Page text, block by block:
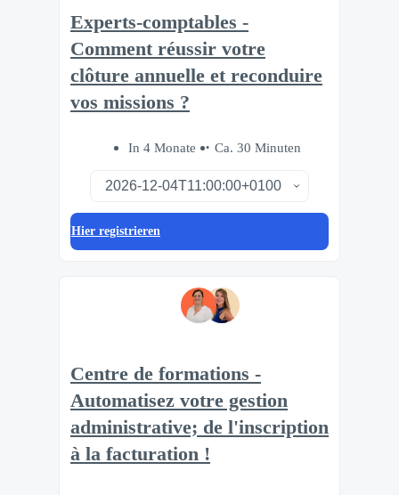
Experts-comptables -
Comment réussir votre
clôture annuelle et reconduire
vos missions ?
In 4 Monate Ca. 30 Minuten
Hier registrieren
Centre de formations -
Automatisez votre gestion
administrative; de l'inscription
à la facturation !